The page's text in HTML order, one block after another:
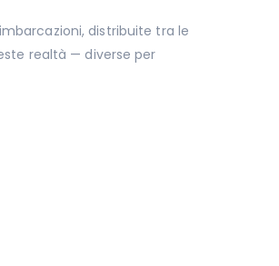
distribuite tra le
realtà — diverse per